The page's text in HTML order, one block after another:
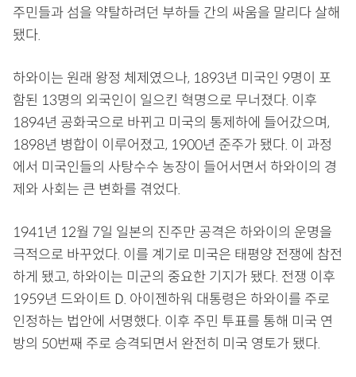
주민들과 섬을 약탈하려던 부하들 간의 싸움을 말리다 살해
됐다.
하와이는 원래 왕정 체제였으나, 1893년 미국인 9명이 포
함된 13명의 외국인이 일으킨 혁명으로 무너졌다. 이후
1894년 공화국으로 바뀌고 미국의 통제하에 들어갔으며,
1898년 병합이 이루어졌고, 1900년 준주가 됐다. 이 과정
에서 미국인들의 사탕수수 농장이 들어서면서 하와이의 경
제와 사회는 큰 변화를 겪었다.
1941년 12월 7일 일본의 진주만 공격은 하와이의 운명을
극적으로 바꾸었다. 이를 계기로 미국은 태평양 전쟁에 참전
하게 됐고, 하와이는 미군의 중요한 기지가 됐다. 전쟁 이후
1959년 드와이트 D. 아이젠하워 대통령은 하와이를 주로
인정하는 법안에 서명했다. 이후 주민 투표를 통해 미국 연
방의 50번째 주로 승격되면서 완전히 미국 영토가 됐다.